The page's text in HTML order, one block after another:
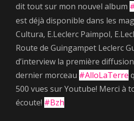
dit tout sur mon nouvel album
est déjà disponible dans les
Cultura, E.Leclerc Paimpol,
Route de Guingampet Leclerc
d’interview la première
dernier morceau #AlloLaTerre
500 vues sur Youtube! Merci à
écoute! #Bzh